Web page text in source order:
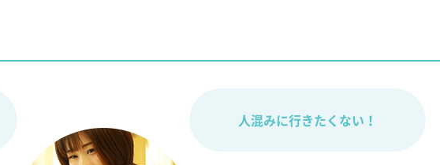
人混みに行きたくない！